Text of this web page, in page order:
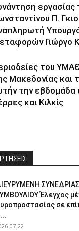
Π.
Γιώργο
του
Μακεδονίας και
την εβδομάδα
και Κιλκίς
Έλεγχος
σε
07-22